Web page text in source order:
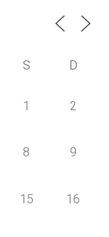
S D
1 2
8 9
15 16